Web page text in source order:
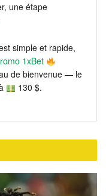
une étape
simple et rapide,
1xBet
de bienvenue — le
130 $.